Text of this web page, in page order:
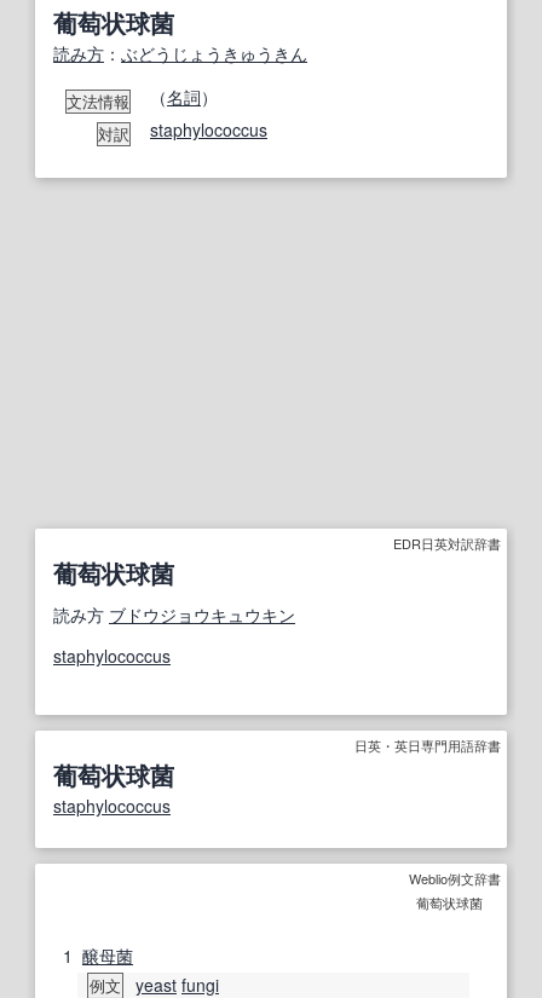
葡萄状球菌
読み方 ： ぶどうじょうきゅうきん
文法情報 （名詞）
対訳 staphylococcus
EDR日英対訳辞書
葡萄状球菌
読み方 ブドウジョウキュウキン
staphylococcus
日英・英日専門用語辞書
葡萄状球菌
staphylococcus
Weblio例文辞書
葡萄状球菌
1 醸母菌
例文 yeast fungi